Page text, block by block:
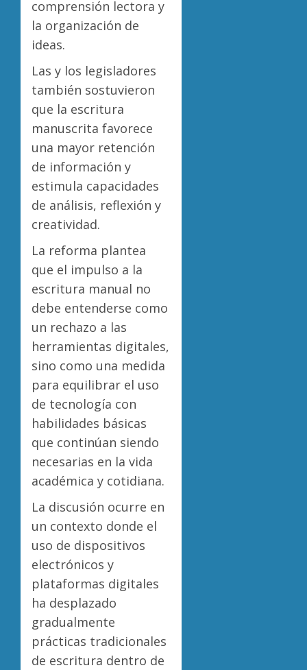
comprensión lectora y
la organización de
ideas.
Las y los legisladores
también sostuvieron
que la escritura
manuscrita favorece
una mayor retención
de información y
estimula capacidades
de análisis, reflexión y
creatividad.
La reforma plantea
que el impulso a la
escritura manual no
debe entenderse como
un rechazo a las
herramientas digitales,
sino como una medida
para equilibrar el uso
de tecnología con
habilidades básicas
que continúan siendo
necesarias en la vida
académica y cotidiana.
La discusión ocurre en
un contexto donde el
uso de dispositivos
electrónicos y
plataformas digitales
ha desplazado
gradualmente
prácticas tradicionales
de escritura dentro de